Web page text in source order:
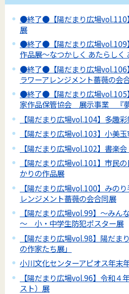
●終了●【陽だまり広場vol.110
展
●終了●【陽だまり広場vol.109
作品展～なつかしく あたらしく
●終了●【陽だまり広場vol.106
ラワーアレンジメント薔薇の会
●終了●【陽だまり広場vol.105
家作品保管協会 展示事業 『夢
【陽だまり広場vol.104】多趣
【陽だまり広場vol.103】小美
【陽だまり広場vol.102】書楽
【陽だまり広場vol.101】市民
かりの作品展
【陽だまり広場vol.100】みの
レンジメント薔薇の会合同展
【陽だまり広場vol.99】～みん
～ 小・中学生防犯ポスター展
【陽だまり広場vol.98】陽だま
の作家たち展」
小川文化センターアピオス年末
【陽だまり広場vol.96】令和４
スト）展